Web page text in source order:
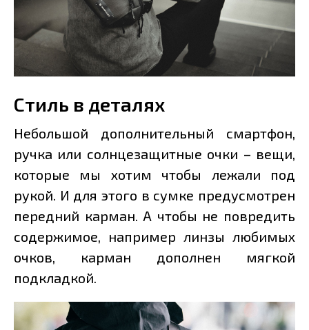
Стиль в деталях
Небольшой дополнительный смартфон,
ручка или солнцезащитные очки – вещи,
которые мы хотим чтобы лежали под
рукой. И для этого в сумке предусмотрен
передний карман. А чтобы не повредить
содержимое, например линзы любимых
очков, карман дополнен мягкой
подкладкой.